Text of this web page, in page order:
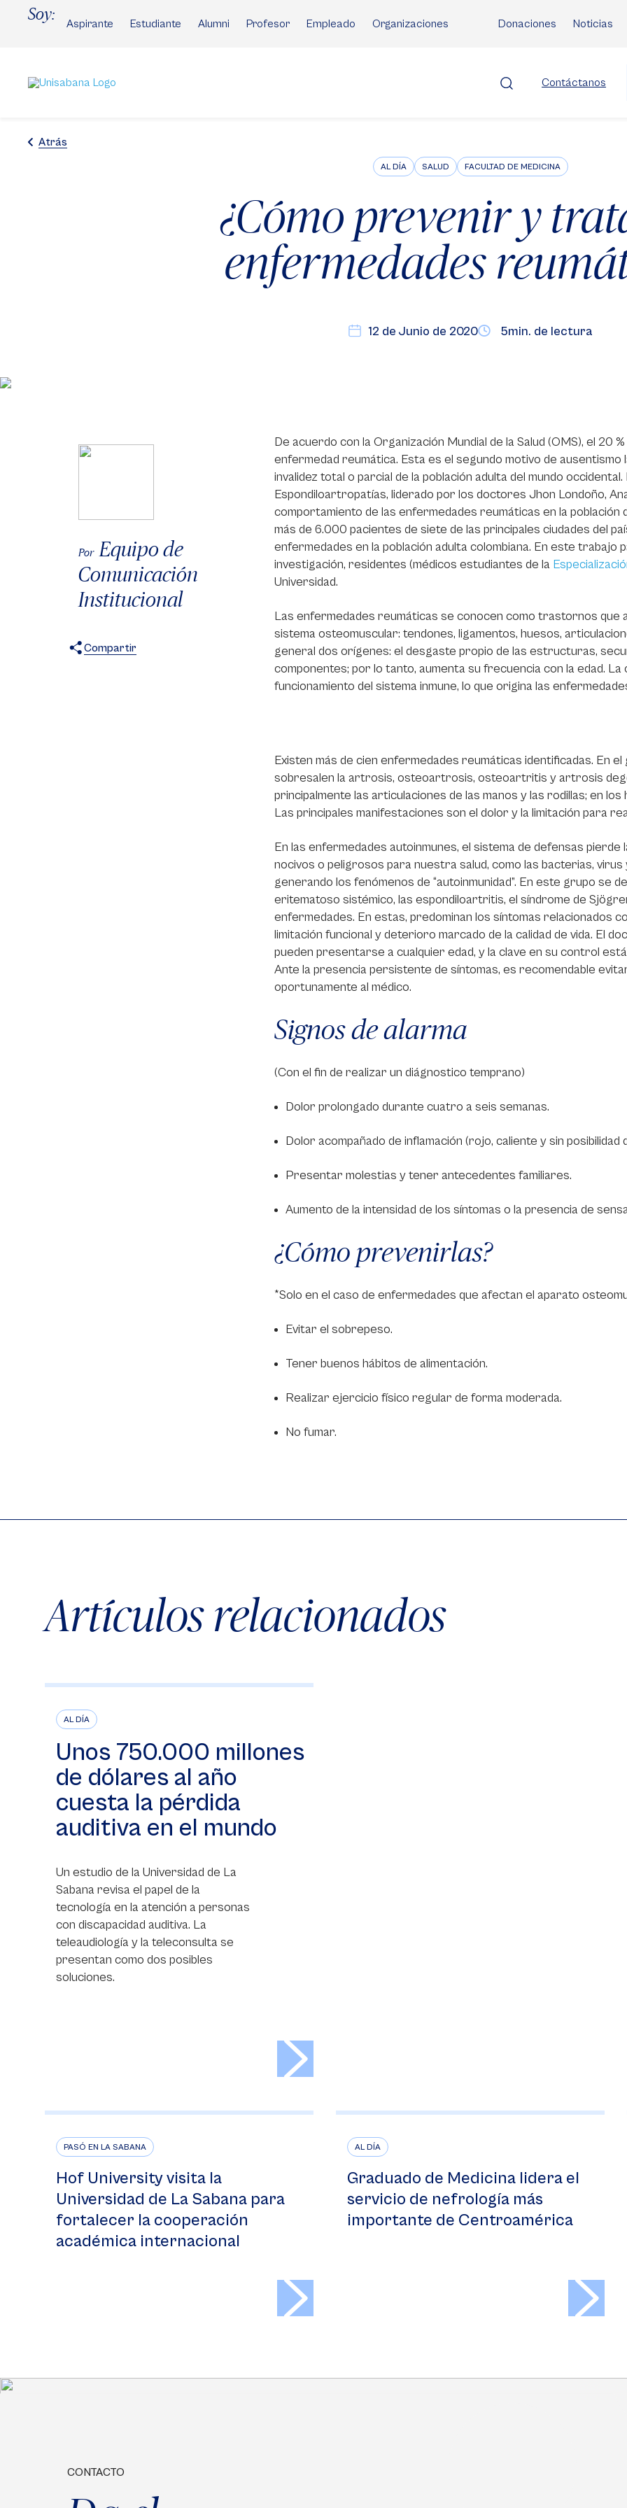
Soy:
Aspirante Estudiante Alumni Profesor Empleado Organizaciones Donaciones Noticias
Contáctanos
Atrás
AL DÍA SALUD FACULTAD DE MEDICINA
¿Cómo prevenir y
enfermedades
12 de Junio de 2020 5min. de lectura
Por Equipo de
Comunicación
Institucional
Compartir
De acuerdo con la Organización Mundial de la Salud (OMS), el 20
enfermedad reumática. Esta es el segundo motivo de
invalidez total o parcial de la población adulta del mundo
Espondiloartropatías, liderado por los doctores Jhon Londoño,
comportamiento de las enfermedades reumáticas en la población
más de 6.000 pacientes de siete de las principales ciudades del
enfermedades en la población adulta colombiana. En este
investigación, residentes (médicos estudiantes de la
Universidad.
Las enfermedades reumáticas se conocen como trastornos que
sistema osteomuscular: tendones, ligamentos, huesos,
general dos orígenes: el desgaste propio de las estructuras,
componentes; por lo tanto, aumenta su frecuencia con la edad.
funcionamiento del sistema inmune, lo que origina las
Existen más de cien enfermedades reumáticas identificadas. En
sobresalen la artrosis, osteoartrosis, osteoartritis y artrosis
principalmente las articulaciones de las manos y las rodillas; en
Las principales manifestaciones son el dolor y la limitación para
En las enfermedades autoinmunes, el sistema de defensas
nocivos o peligrosos para nuestra salud, como las bacterias,
generando los fenómenos de “autoinmunidad”. En este grupo se
eritematoso sistémico, las espondiloartritis, el síndrome de
enfermedades. En estas, predominan los síntomas relacionados
limitación funcional y deterioro marcado de la calidad de vida. El
pueden presentarse a cualquier edad, y la clave en su control
Ante la presencia persistente de síntomas, es recomendable
oportunamente al médico.
Signos de alarma
(Con el fin de realizar un diágnostico temprano)
Dolor prolongado durante cuatro a seis semanas.
Dolor acompañado de inflamación (rojo, caliente y sin posibilidad
Presentar molestias y tener antecedentes familiares.
Aumento de la intensidad de los síntomas o la presencia de
¿Cómo prevenirlas?
*Solo en el caso de enfermedades que afectan el aparato
Evitar el sobrepeso.
Tener buenos hábitos de alimentación.
Realizar ejercicio físico regular de forma moderada.
No fumar.
Artículos relacionados
AL DÍA
Unos 750.000 millones
de dólares al año
cuesta la pérdida
auditiva en el mundo
Un estudio de la Universidad de La
Sabana revisa el papel de la
tecnología en la atención a personas
con discapacidad auditiva. La
teleaudiología y la teleconsulta se
presentan como dos posibles
soluciones.
PASÓ EN LA SABANA
Hof University visita la
Universidad de La Sabana para
fortalecer la cooperación
académica internacional
AL DÍA
Graduado de Medicina lidera el
servicio de nefrología más
importante de Centroamérica
CONTACTO